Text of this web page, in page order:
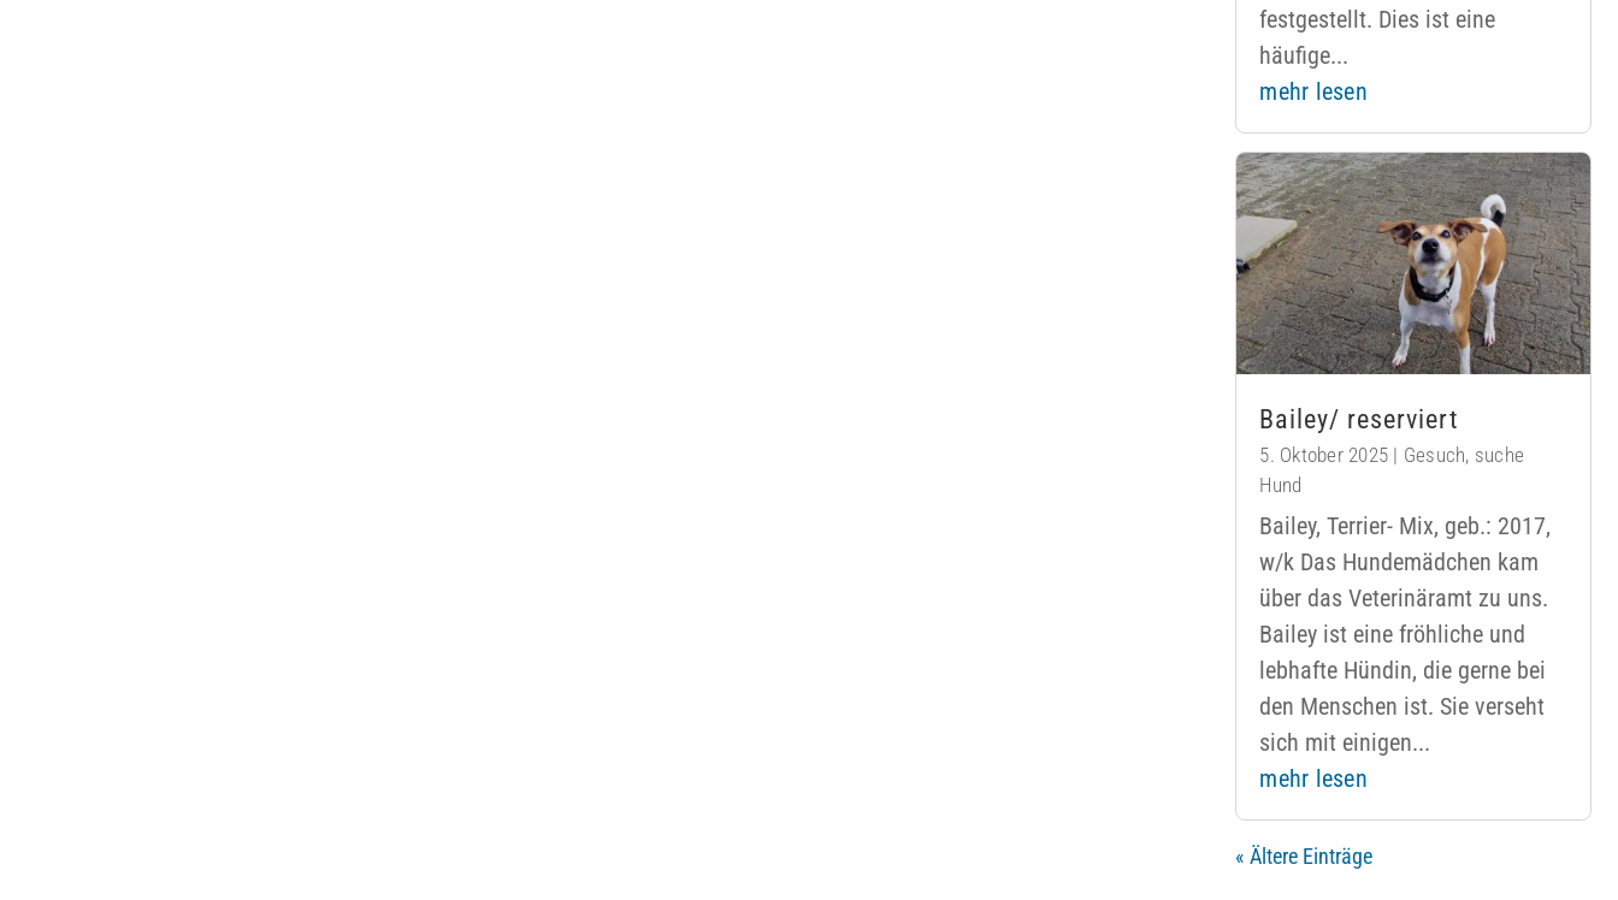
festgestellt. Dies ist eine
häufige...
mehr lesen
Bailey/ reserviert
5. Oktober 2025 | Gesuch, suche
Hund
Bailey, Terrier- Mix, geb.: 2017,
w/k Das Hundemädchen kam
über das Veterinäramt zu uns.
Bailey ist eine fröhliche und
lebhafte Hündin, die gerne bei
den Menschen ist. Sie verseht
sich mit einigen...
mehr lesen
« Ältere Einträge